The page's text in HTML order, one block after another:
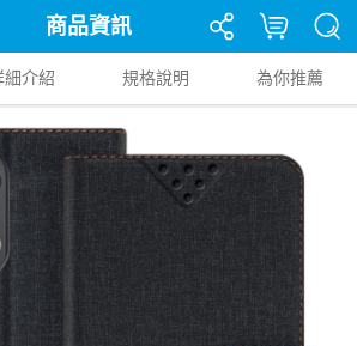
商品資訊
細介紹 規格說明 為你推薦